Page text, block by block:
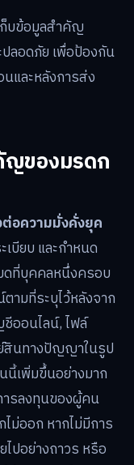
บข้อมูลสำคัญ
ลอดภัย เพื่อป้องกัน
และหลังการส่ง
ญของมรดก
อความมั่งคั่งยุค
บียบ และกำหนด
ที่บุคคลหนึ่งครอบ
ามที่ระบุไว้หลังจาก
ออนไลน์, ไฟล์
สินทางปัญญาในรูป
เพิ่มขึ้นอย่างมาก
ารลงทุนของผู้คน
ม่ออก หากไม่มีการ
ปอย่างถาวร หรือ